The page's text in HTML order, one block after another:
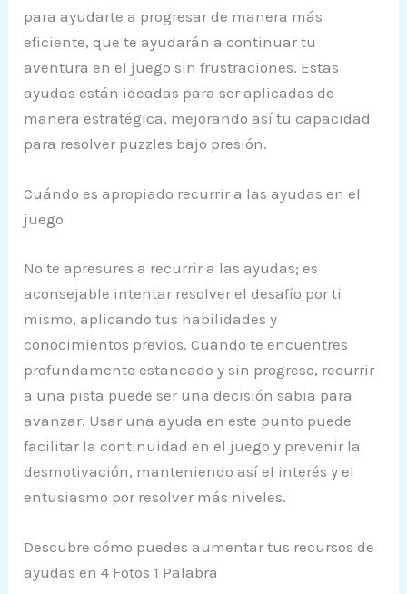
para ayudarte a progresar de manera más
eficiente, que te ayudarán a continuar tu
aventura en el juego sin frustraciones. Estas
ayudas están ideadas para ser aplicadas de
manera estratégica, mejorando así tu capacidad
para resolver puzzles bajo presión.
Cuándo es apropiado recurrir a las ayudas en el
juego
No te apresures a recurrir a las ayudas; es
aconsejable intentar resolver el desafío por ti
mismo, aplicando tus habilidades y
conocimientos previos. Cuando te encuentres
profundamente estancado y sin progreso, recurrir
a una pista puede ser una decisión sabia para
avanzar. Usar una ayuda en este punto puede
facilitar la continuidad en el juego y prevenir la
desmotivación, manteniendo así el interés y el
entusiasmo por resolver más niveles.
Descubre cómo puedes aumentar tus recursos de
ayudas en 4 Fotos 1 Palabra